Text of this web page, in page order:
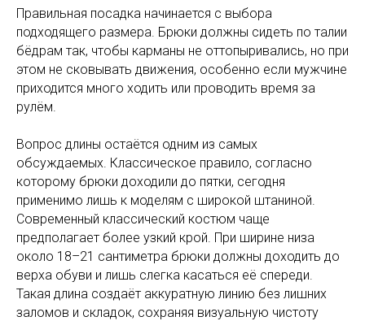
Правильная посадка начинается с выбора
подходящего размера. Брюки должны сидеть по талии
бёдрам так, чтобы карманы не оттопыривались, но при
этом не сковывать движения, особенно если мужчине
приходится много ходить или проводить время за
рулём.
Вопрос длины остаётся одним из самых
обсуждаемых. Классическое правило, согласно
которому брюки доходили до пятки, сегодня
применимо лишь к моделям с широкой штаниной.
Современный классический костюм чаще
предполагает более узкий крой. При ширине низа
около 18–21 сантиметра брюки должны доходить до
верха обуви и лишь слегка касаться её спереди.
Такая длина создаёт аккуратную линию без лишних
заломов и складок, сохраняя визуальную чистоту